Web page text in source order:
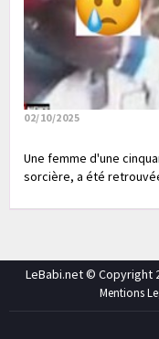
02/10/2025
Une femme d'une
sorcière, a été
LeBabi.net © Copyright
Mentions